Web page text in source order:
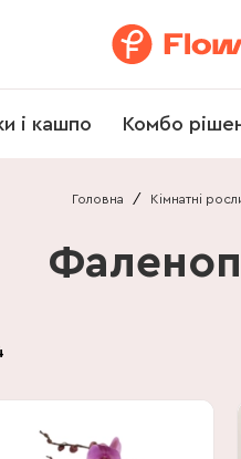
і кашпо Комбо
Головна / Кімнатні